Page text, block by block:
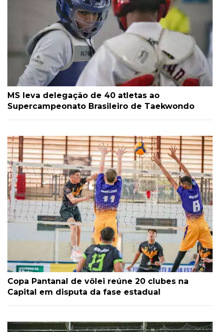
MS leva delegação de 40 atletas ao
Supercampeonato Brasileiro de Taekwondo
Copa Pantanal de vôlei reúne 20 clubes na
Capital em disputa da fase estadual